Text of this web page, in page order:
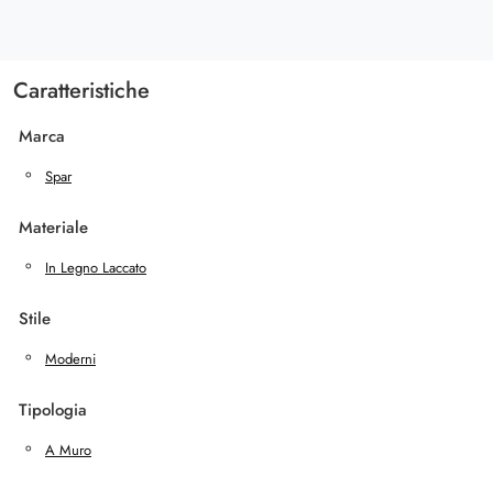
Caratteristiche
Marca
Spar
Materiale
In Legno Laccato
Stile
Moderni
Tipologia
A Muro